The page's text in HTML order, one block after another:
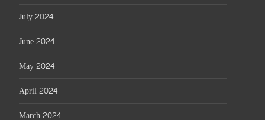
July 2024
June 2024
May 2024
April 2024
March 2024